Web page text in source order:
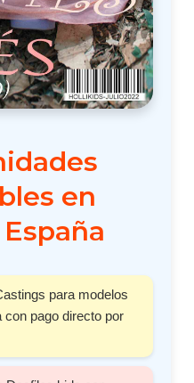
en
para modelos
con pago directo por